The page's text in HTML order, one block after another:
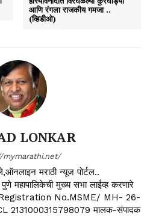
आणि रंगला राजकीय गमजा ..
(व्हिडीओ)
LONKAR
mymarathi.net/
मराठी न्यूज पोर्टल..
मुख्य सभा लाईव्ह करणारे
No.MSME/ MH- 26-
2131000315798079 मालक-संपादक